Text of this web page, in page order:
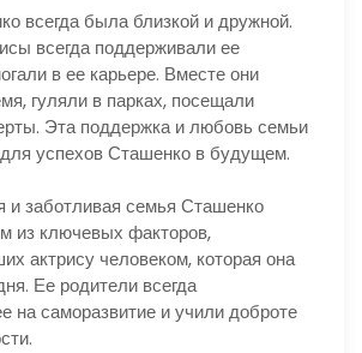
всегда была близкой и дружной.
всегда поддерживали ее
в ее карьере. Вместе они
гуляли в парках, посещали
Эта поддержка и любовь семьи
успехов Сташенко в будущем.
и заботливая семья Сташенко
из ключевых факторов,
актрису человеком, которая она
Ее родители всегда
на саморазвитие и учили доброте